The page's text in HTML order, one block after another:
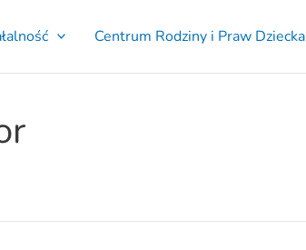
Centrum Rodziny i Praw Dziecka